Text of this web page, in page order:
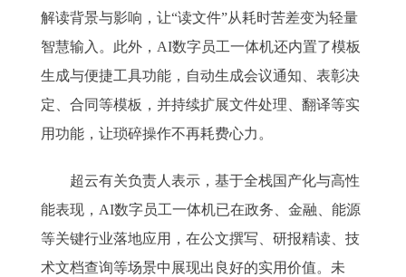
解读背景与影响，让“读文件”从耗时苦差变为轻量
智慧输入。此外，AI数字员工一体机还内置了模板
生成与便捷工具功能，自动生成会议通知、表彰决
定、合同等模板，并持续扩展文件处理、翻译等实
用功能，让琐碎操作不再耗费心力。
超云有关负责人表示，基于全栈国产化与高性
能表现，AI数字员工一体机已在政务、金融、能源
等关键行业落地应用，在公文撰写、研报精读、技
术文档查询等场景中展现出良好的实用价值。未